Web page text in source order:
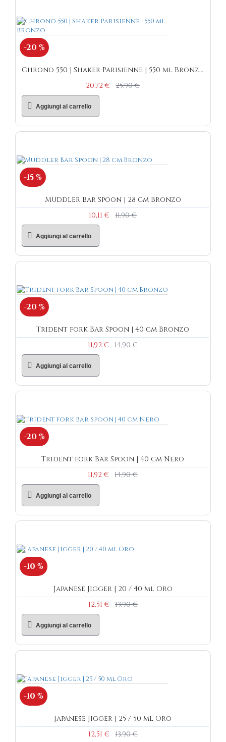
-20 %
Chrono 550 | Shaker Parisienne | 550 ml Bronzo
20,72 €
25,90 €
Aggiungi al carrello
-15 %
Muddler Bar Spoon | 28 cm Bronzo
10,11 €
11,90 €
Aggiungi al carrello
-20 %
Trident fork Bar Spoon | 40 cm Bronzo
11,92 €
14,90 €
Aggiungi al carrello
-20 %
Trident fork Bar Spoon | 40 cm Nero
11,92 €
14,90 €
Aggiungi al carrello
-10 %
Japanese Jigger | 20 / 40 ml Oro
12,51 €
13,90 €
Aggiungi al carrello
-10 %
Japanese Jigger | 25 / 50 ml Oro
12,51 €
13,90 €